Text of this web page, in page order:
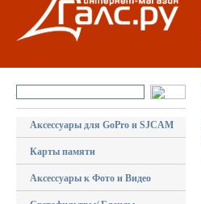
Аксессуары для GoPro и SJCAM
Карты памяти
Аксессуары к Фото и Видео